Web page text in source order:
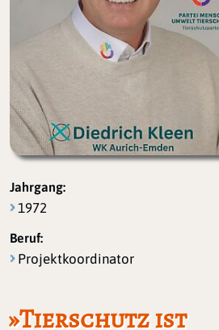
Jahrgang:
1972
Beruf:
Projektkoordinator
»Tierschutz ist